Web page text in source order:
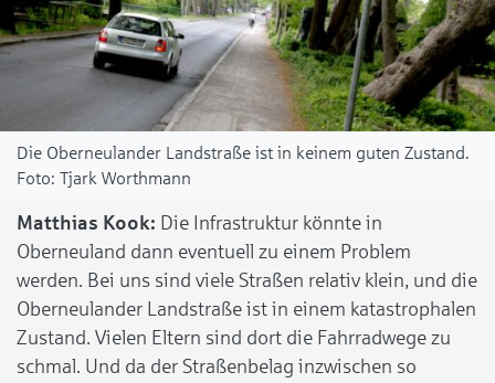
Die Oberneulander Landstraße ist in keinem guten Zustand.
Tjark Worthmann
Matthias Kook: Die Infrastruktur könnte in
Oberneuland dann eventuell zu einem Problem
werden. Bei uns sind viele Straßen relativ klein, und die
Oberneulander Landstraße ist in einem katastrophalen
Zustand. Vielen Eltern sind dort die Fahrradwege zu
schmal. Und da der Straßenbelag inzwischen so